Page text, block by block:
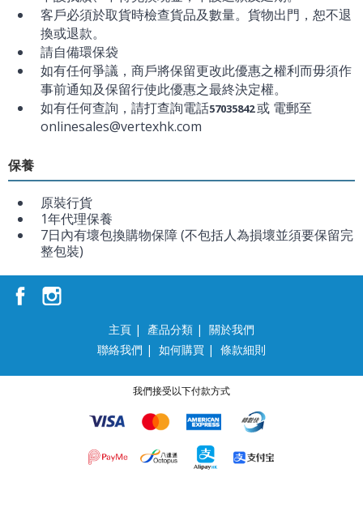
客戶必須於取貨時檢查貨品及數量。貨物出門，恕不退
換或退款。
請自備環保袋
如有任何爭議，商戶將保留更改此優惠之權利而毋須作
事前通知及保留行使此優惠之最終決定權。
如有任何查詢，請打查詢電話57035842或 電郵至
onlinesales@vertexhk.com
保養
原裝行貨
1年代理保養
7日內有壞包換購物保障 (不包括人為損壞並須要保留完
整包裝)
主頁 | 產品分類 | 關於我們
聯絡我們 | 如何購買 | 條款細則
我們接受以下付款方式